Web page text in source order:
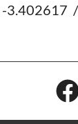
/